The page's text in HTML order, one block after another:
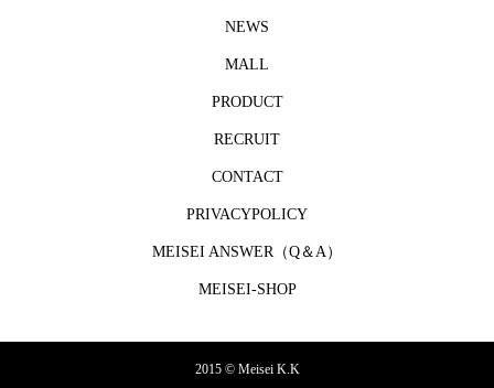
NEWS
MALL
PRODUCT
RECRUIT
CONTACT
PRIVACYPOLICY
MEISEI ANSWER（Q＆A）
MEISEI-SHOP
2015 © Meisei K.K